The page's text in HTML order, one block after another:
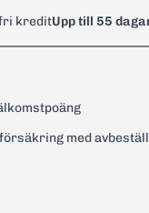
om Coop
20% +
kreditUpp till 55
med